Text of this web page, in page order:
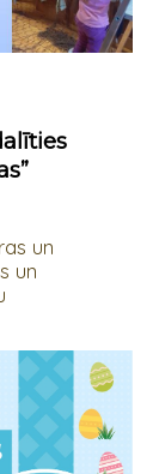
un
un